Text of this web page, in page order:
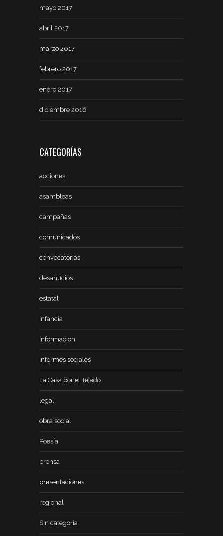
mayo 2017
abril 2017
marzo 2017
febrero 2017
enero 2017
diciembre 2016
CATEGORÍAS
acciones
asambleas
campañas
comunicados
convocatorias
desahucios
estatal
infancia
informacion
informes sociales
La Casa por el Tejado
legal
obra social
Poesía
prensa
presentaciones
regional
Sin categoría